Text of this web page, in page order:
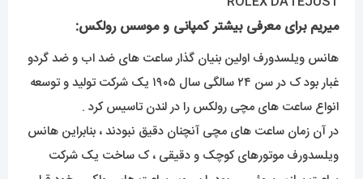
میریم برای معرفی بیشتر کمپانی و موسس رولکس:
هانس ویلسدورف اولین بنیان گذار ساعت های ضد اب و ضد گردو
غبار بود ک در سن ۲۴ سالگی سال ۱۹۰۵ یک شرکت تولید و توسعه
انواع ساعت های مچی رولکس را در لندن تاسیس کرد .
در آن زمان ساعت های مچی آنچنان دقیق نبودند ، بنابراین هانس
ویلسدورف موتورهای کوچک و دقیقی ، ک ساخت یک شرکت